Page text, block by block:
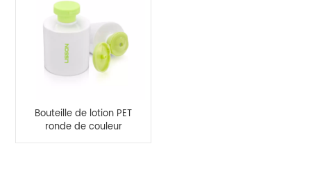
Bouteille de lotion PET
ronde de couleur
blanche vide de 200